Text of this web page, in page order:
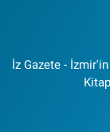
İz Gazete -